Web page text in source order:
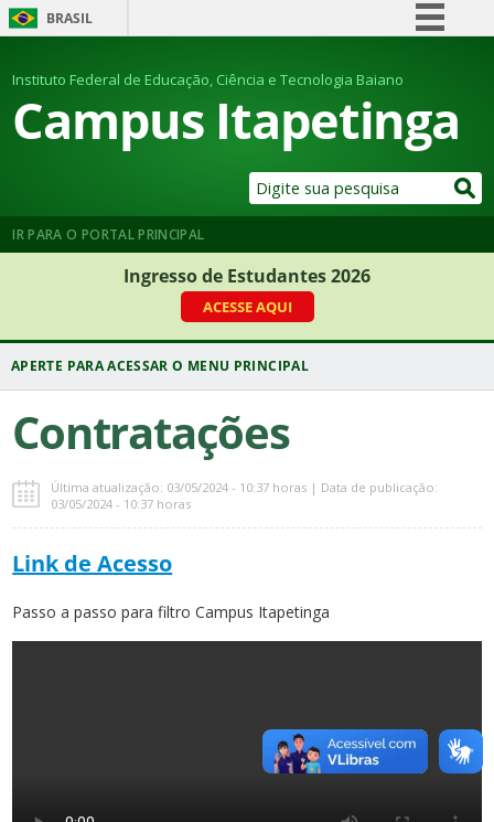
BRASIL
Comunica BR
Participe
Legislação
Instituto Federal de Educação, Ciência e Tecnologia Baiano
Campus Itapetinga
IR PARA O PORTAL PRINCIPAL
Ingresso de Estudantes 2026
ACESSE AQUI
Contratações
Última atualização: 03/05/2024 - 10:37 horas | Data de publicação:
03/05/2024 - 10:37 horas
Link de Acesso
Passo a passo para filtro Campus Itapetinga